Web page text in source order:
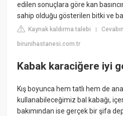
edilen sonuçlara göre kan
sahip olduğu gösterilen bitki ve
Kaynak kaldırma talebi |
birunihastanesi.com.tr
Kabak karaciğere iyi
Kış boyunca hem tatlı hem de
kullanabileceğimiz bal kabağı,
bakımından ise gerçek bir şifa